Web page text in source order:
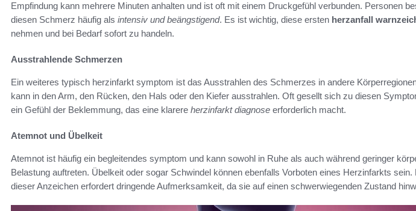
Empfindung kann mehrere Minuten anhalten und ist oft mit einem Druckgefühl verbunden. Personen
diesen Schmerz häufig als intensiv und beängstigend. Es ist wichtig, diese ersten herzanfall
nehmen und bei Bedarf sofort zu handeln.
Ausstrahlende Schmerzen
Ein weiteres typisch herzinfarkt symptom ist das Ausstrahlen des Schmerzes in andere
kann in den Arm, den Rücken, den Hals oder den Kiefer ausstrahlen. Oft gesellt sich zu diesen
ein Gefühl der Beklemmung, das eine klarere herzinfarkt diagnose erforderlich macht.
Atemnot und Übelkeit
Atemnot ist häufig ein begleitendes symptom und kann sowohl in Ruhe als auch während geringer
Belastung auftreten. Übelkeit oder sogar Schwindel können ebenfalls Vorboten eines Herzinfarkts sein.
dieser Anzeichen erfordert dringende Aufmerksamkeit, da sie auf einen schwerwiegenden Zustand